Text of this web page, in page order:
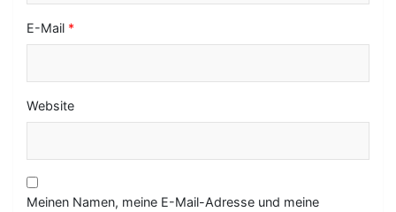
E-Mail *
Website
Meinen Namen, meine E-Mail-Adresse und meine